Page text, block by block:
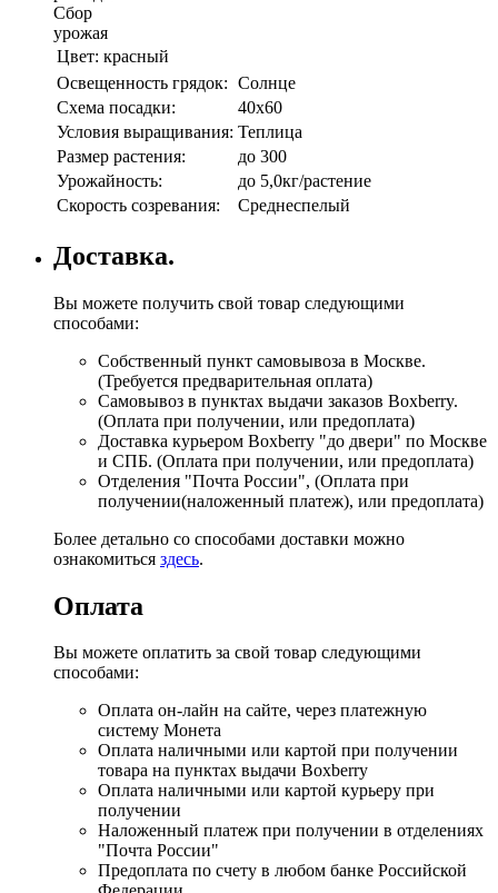
Сбор
урожая
Цвет: красный
Освещенность грядок: Солнце
Схема посадки:
40х60
Условия выращивания: Теплица
Размер растения:
до 300
Урожайность:
до 5,0кг/растение
Скорость созревания:
Среднеспелый
Доставка.
Вы можете получить свой товар следующими
способами:
Собственный пункт самовывоза в Москве.
(Требуется предварительная оплата)
Самовывоз в пунктах выдачи заказов Boxberry.
(Оплата при получении, или предоплата)
Доставка курьером Boxberry "до двери" по Москве
и СПБ. (Оплата при получении, или предоплата)
Отделения "Почта России", (Оплата при
получении(наложенный платеж), или предоплата)
Более детально со способами доставки можно
ознакомиться здесь.
Оплата
Вы можете оплатить за свой товар следующими
способами:
Оплата он-лайн на сайте, через платежную
систему Монета
Оплата наличными или картой при получении
товара на пунктах выдачи Boxberry
Оплата наличными или картой курьеру при
получении
Наложенный платеж при получении в отделениях
"Почта России"
Предоплата по счету в любом банке Российской